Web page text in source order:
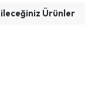
Ürünler